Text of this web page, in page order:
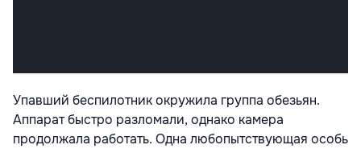
Упавший беспилотник окружила группа обезьян.
Аппарат быстро разломали, однако камера
продолжала работать. Одна любопытствующая особь